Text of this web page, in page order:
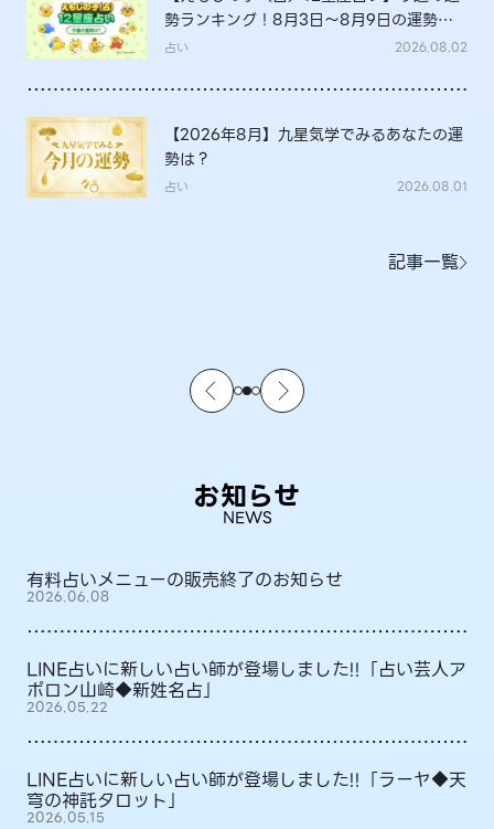
勢ランキング！8月3日～8月9日の運勢
は？
占い 2026.08.02
【2026年8月】九星気学でみるあなたの運
勢は？
占い 2026.08.01
記事一覧
お知らせ
NEWS
有料占いメニューの販売終了のお知らせ
2026.06.08
LINE占いに新しい占い師が登場しました!!「占い芸人ア
ポロン山崎◆新姓名占」
2026.05.22
LINE占いに新しい占い師が登場しました!!「ラーヤ◆天
穹の神託タロット」
2026.05.15